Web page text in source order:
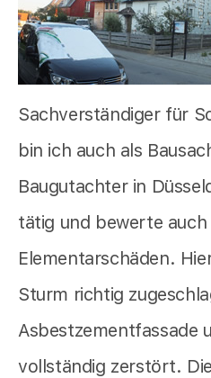
Sachverständiger für
bin ich auch als
Baugutachter in
tätig und bewerte auch
Elementarschäden.
Sturm richtig
Asbestzementfassade
vollständig zerstört.